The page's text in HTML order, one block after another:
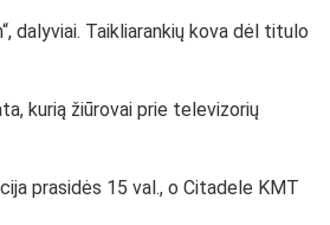
dalyviai. Taikliarankių kova dėl titulo
kurią žiūrovai prie televizorių
prasidės 15 val., o Citadele KMT